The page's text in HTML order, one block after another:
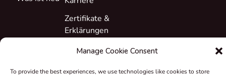
Manage Cookie Consent
To provide the best experiences, we use technologies like cookies to store
Zertifikate &
Erklärungen
Rücknahme